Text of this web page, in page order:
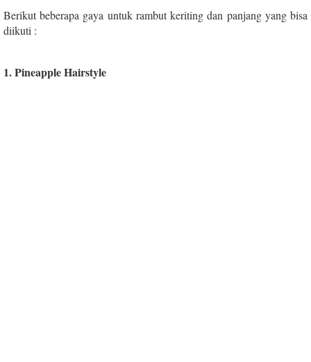
Berikut beberapa gaya untuk rambut keriting dan panjang yang bisa
diikuti :
1. Pineapple Hairstyle